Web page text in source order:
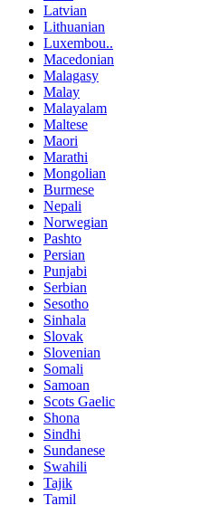
Latvian
Lithuanian
Luxembou..
Macedonian
Malagasy
Malay
Malayalam
Maltese
Maori
Marathi
Mongolian
Burmese
Nepali
Norwegian
Pashto
Persian
Punjabi
Serbian
Sesotho
Sinhala
Slovak
Slovenian
Somali
Samoan
Scots Gaelic
Shona
Sindhi
Sundanese
Swahili
Tajik
Tamil